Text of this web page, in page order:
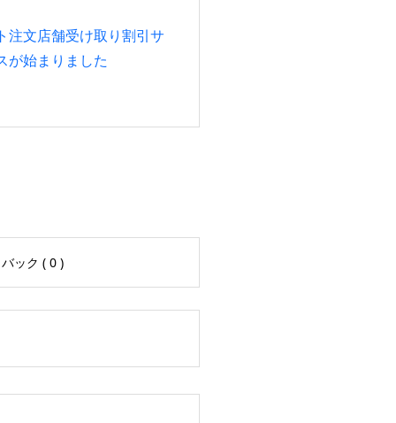
注文店舗受け取り割引サ
が始まりました
バック ( 0 )